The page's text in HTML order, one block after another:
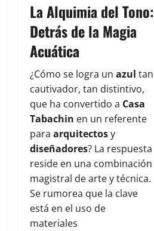
La Alquimia del Tono:
Detrás de la Magia
Acuática
¿Cómo se logra un azul tan
cautivador, tan distintivo,
que ha convertido a Casa
Tabachin en un referente
para arquitectosy
diseñadores? La respuesta
reside en una combinación
magistral de arte y técnica.
Se rumorea que la clave
está en el uso de
materiales